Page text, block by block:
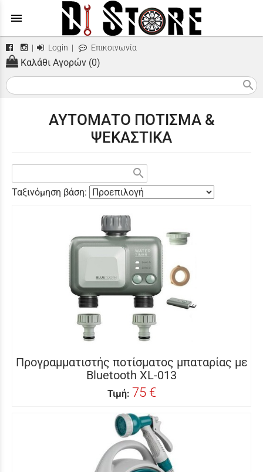
menu
| Login | Επικοινωνία
Καλάθι Αγορών (0)
search
ΑΥΤΟΜΑΤΟ ΠΟΤΙΣΜΑ &
ΨΕΚΑΣΤΙΚΑ
search
Ταξινόμηση βάση:
Προγραμματιστής ποτίσματος μπαταρίας με
Bluetooth XL-013
Τιμή: 75 €